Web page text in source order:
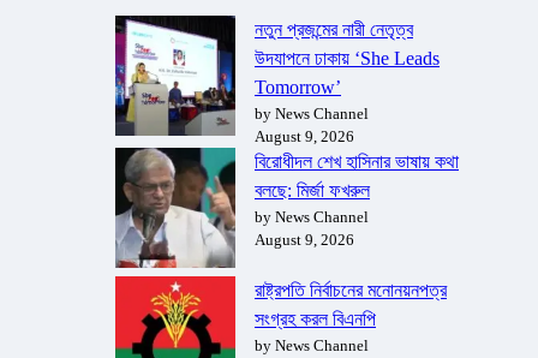
নতুন প্রজন্মের নারী নেতৃত্ব
উদযাপনে ঢাকায় ‘She Leads
Tomorrow’
by News Channel
August 9, 2026
বিরোধীদল শেখ হাসিনার ভাষায় কথা
বলছে: মির্জা ফখরুল
by News Channel
August 9, 2026
রাষ্ট্রপতি নির্বাচনের মনোনয়নপত্র
সংগ্রহ করল বিএনপি
by News Channel